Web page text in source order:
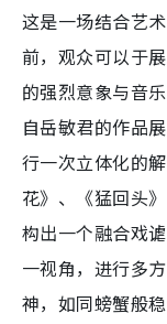
这是一场结合艺
前，观众可以于
的强烈意象与音
自岳敏君的作品
行一次立体化的
花》、《猛回头
构出一个融合戏
一视角，进行多
神，如同螃蟹般